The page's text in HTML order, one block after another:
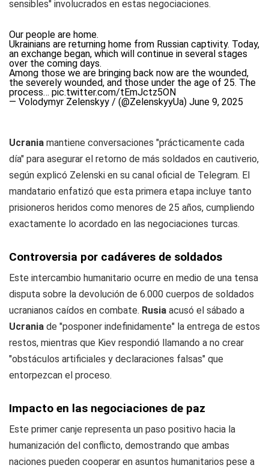
sensibles" involucrados en estas negociaciones.
Our people are home.
Ukrainians are returning home from Russian captivity. Today,
an exchange began, which will continue in several stages
over the coming days.
Among those we are bringing back now are the wounded,
the severely wounded, and those under the age of 25. The
process… pic.twitter.com/tEmJctz5ON
— Volodymyr Zelenskyy / (@ZelenskyyUa) June 9, 2025
Ucrania mantiene conversaciones "prácticamente cada
día" para asegurar el retorno de más soldados en cautiverio,
según explicó Zelenski en su canal oficial de Telegram. El
mandatario enfatizó que esta primera etapa incluye tanto
prisioneros heridos como menores de 25 años, cumpliendo
exactamente lo acordado en las negociaciones turcas.
Controversia por cadáveres de soldados
Este intercambio humanitario ocurre en medio de una tensa
disputa sobre la devolución de 6.000 cuerpos de soldados
ucranianos caídos en combate. Rusia acusó el sábado a
Ucrania de "posponer indefinidamente" la entrega de estos
restos, mientras que Kiev respondió llamando a no crear
"obstáculos artificiales y declaraciones falsas" que
entorpezcan el proceso.
Impacto en las negociaciones de paz
Este primer canje representa un paso positivo hacia la
humanización del conflicto, demostrando que ambas
naciones pueden cooperar en asuntos humanitarios pese a